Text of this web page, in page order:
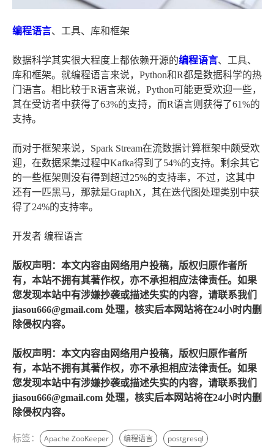
编程语言、工具、库和框架
数据科学其实很大程度上都依赖开源的编程语言、工具、
库和框架。就编程语言来说，Python和R都是数据科学的热
门语言。相比较于R语言来说，Python可能更受欢迎一些，
其在受访者中获得了63%的支持，而R语言则获得了61%的
支持。
而对于框架来说，Spark Stream在流数据计算框架中颇受欢
迎，在数据采集过程中Kafka得到了54%的支持。剩余其它
的一些框架则没有得到超过25%的支持率，不过，这其中
还有一匹黑马，那就是GraphX，其在迭代图处理类别中获
得了24%的支持率。
开发者 编程语言
版权声明：本文内容由网络用户投稿，版权归原作者所
有，本站不拥有其著作权，亦不承担相应法律责任。如果
您发现本站中有涉嫌抄袭或描述失实的内容，请联系我们
jiasou666@gmail.com 处理，核实后本网站将在24小时内删
除侵权内容。
版权声明：本文内容由网络用户投稿，版权归原作者所
有，本站不拥有其著作权，亦不承担相应法律责任。如果
您发现本站中有涉嫌抄袭或描述失实的内容，请联系我们
jiasou666@gmail.com 处理，核实后本网站将在24小时内删
除侵权内容。
标签： Apache ZooKeeper 编程语言 postgresql